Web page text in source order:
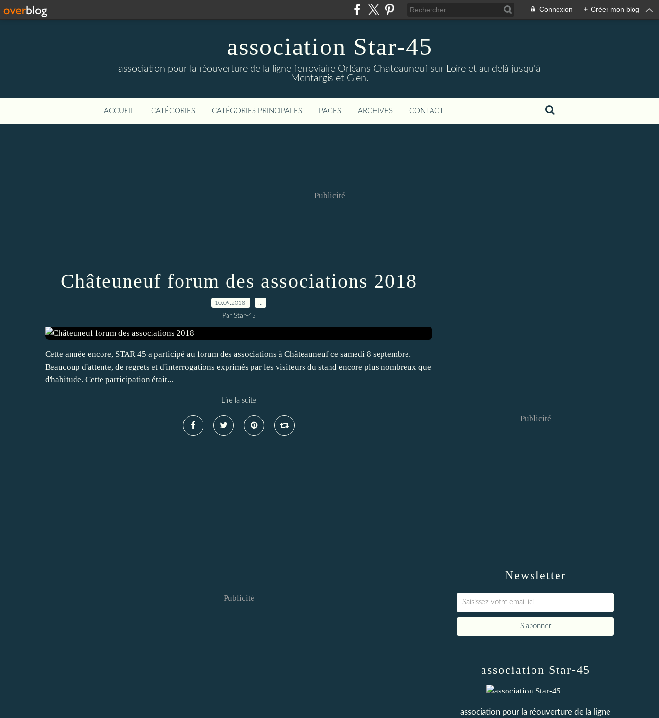
Connexion + Créer mon blog
association Star-45
association pour la réouverture de la ligne ferroviaire Orléans Chateauneuf sur Loire et au delà jusqu'à
Montargis et Gien.
ACCUEIL CATÉGORIES CATÉGORIES PRINCIPALES PAGES ARCHIVES CONTACT
Publicité
Châteuneuf forum des associations 2018
10.09.2018
Par Star-45
Cette année encore, STAR 45 a participé au forum des associations à Châteauneuf ce samedi 8 septembre.
Beaucoup d'attente, de regrets et d'interrogations exprimés par les visiteurs du stand encore plus nombreux que
d'habitude. Cette participation était...
Lire la suite
Publicité
Newsletter
Publicité
association Star-45
association pour la réouverture de la ligne